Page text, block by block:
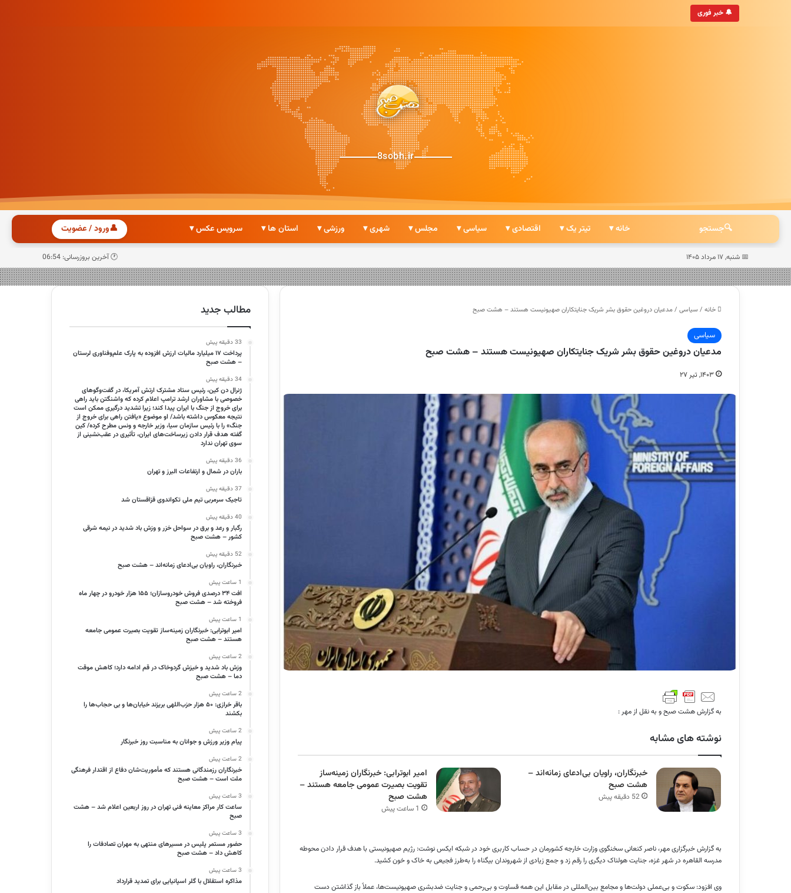
🔔 خبر فوریخبرگزاری ایرانی
8sobh.ir
🔍جستجو خانه ▾ تیتر یک ▾ اقتصادی ▾ سیاسی ▾ مجلس ▾ شهری ▾ ورزشی ▾ استان ها ▾ سرویس عکس ▾ 👤ورود / عضویت
📅 شنبه, ۱۷ مرداد ۱۴۰۵ 🕐 آخرین بروزرسانی: 06:54
خانه / سیاسی /مدعیان دروغین حقوق بشر شریک جنایتکاران صهیونیست هستند – هشت صبح
سیاسی
مدعیان دروغین حقوق بشر شریک جنایتکاران صهیونیست هستند – هشت صبح
۱۴۰۳, تیر ۲۷
به گزارش هشت صبح و به نقل از مهر :
نوشته های مشابه
خبرنگاران، راویان بی‌ادعای زمانه‌اند –
هشت صبح
52 دقیقه پیش
امیر ابوترابی: خبرنگاران زمینه‌ساز
تقویت بصیرت عمومی جامعه هستند –
هشت صبح
1 ساعت پیش
به گزارش خبرگزاری مهر، ناصر کنعانی سخنگوی وزارت خارجه کشورمان در حساب کاربری خود در شبکه ایکس نوشت: رژیم صهیونیستی با هدف قرار دادن محوطه
مدرسه القاهره در شهر غزه، جنایت هولناک دیگری را رقم زد و جمع زیادی از شهروندان بیگناه را به‌طرز فجیعی به خاک و خون کشید.
وی افزود: سکوت و بی‌عملی دولت‌ها و مجامع بین‌المللی در مقابل این همه قساوت و بی‌رحمی و جنایت ضدبشری صهیونیست‌ها، عملاً باز گذاشتن دست
مطالب جدید
33 دقیقه پیش
پرداخت ۱۷ میلیارد مالیات ارزش افزوده به پارک علم‌وفناوری لرستان
– هشت صبح
34 دقیقه پیش
ژنرال دن کین، رئیس ستاد مشترک ارتش آمریکا، در گفت‌وگوهای
خصوصی با مشاوران ارشد ترامپ اعلام کرده که واشنگتن باید راهی
برای خروج از جنگ با ایران پیدا کند؛ زیرا تشدید درگیری ممکن است
نتیجه معکوس داشته باشد/ او موضوع «یافتن راهی برای خروج از
جنگ» را با رئیس سازمان سیا، وزیر خارجه و ونس مطرح کرده/ کین
گفته هدف قرار دادن زیرساخت‌های ایران، تأثیری در عقب‌نشینی از
سوی تهران ندارد
36 دقیقه پیش
باران در شمال و ارتفاعات البرز و تهران
37 دقیقه پیش
تاجیک سرمربی تیم ملی تکواندوی قزاقستان شد
40 دقیقه پیش
رگبار و رعد و برق در سواحل خزر و وزش باد شدید در نیمه شرقی
کشور – هشت صبح
52 دقیقه پیش
خبرنگاران، راویان بی‌ادعای زمانه‌اند – هشت صبح
1 ساعت پیش
افت ۳۴ درصدی فروش خودروسازان؛ ۱۵۵ هزار خودرو در چهار ماه
فروخته شد – هشت صبح
1 ساعت پیش
امیر ابوترابی: خبرنگاران زمینه‌ساز تقویت بصیرت عمومی جامعه
هستند – هشت صبح
2 ساعت پیش
وزش باد شدید و خیزش گردوخاک در قم ادامه دارد؛ کاهش موقت
دما – هشت صبح
2 ساعت پیش
باقر خرازی: ۵۰ هزار حزب‌اللهی بریزند خیابان‌ها و بی حجاب‌ها را
بکشند
2 ساعت پیش
پیام وزیر ورزش و جوانان به مناسبت روز خبرنگار
2 ساعت پیش
خبرنگاران رزمندگانی هستند که مأموریت‌شان دفاع از اقتدار فرهنگی
ملت است – هشت صبح
3 ساعت پیش
ساعت کار مراکز معاینه فنی تهران در روز اربعین اعلام شد – هشت
صبح
3 ساعت پیش
حضور مستمر پلیس در مسیرهای منتهی به مهران تصادفات را
کاهش داد – هشت صبح
3 ساعت پیش
مذاکره استقلال با گلر اسپانیایی برای تمدید قرارداد